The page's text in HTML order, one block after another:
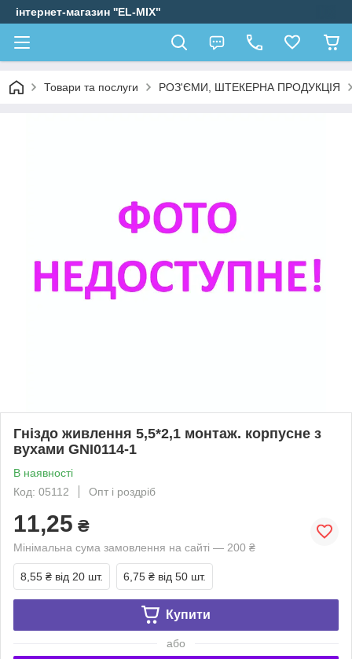
інтернет-магазин ''EL-MIX"
Товари та послуги РОЗ'ЄМИ, ШТЕКЕРНА ПРОДУКЦІЯ
Гніздо живлення 5,5*2,1 монтаж. корпусне з
вухами GNI0114-1
В наявності
Код: 05112
Опт і роздріб
11,25 ₴
Мінімальна сума замовлення на сайті — 200 ₴
8,55 ₴ від 20 шт. 6,75 ₴ від 50 шт.
Купити
або